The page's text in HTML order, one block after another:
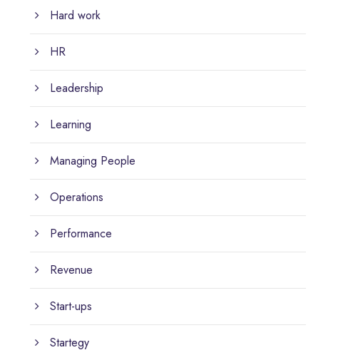
Hard work
HR
Leadership
Learning
Managing People
Operations
Performance
Revenue
Start-ups
Startegy